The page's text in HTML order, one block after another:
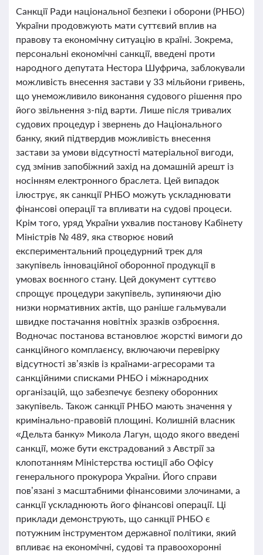
Санкції Ради національної безпеки і оборони (РНБО)
України продовжують мати суттєвий вплив на
правову та економічну ситуацію в країні. Зокрема,
персональні економічні санкції, введені проти
народного депутата Нестора Шуфрича, заблокували
можливість внесення застави у 33 мільйони гривень,
що унеможливило виконання судового рішення про
його звільнення з-під варти. Лише після тривалих
судових процедур і звернень до Національного
банку, який підтвердив можливість внесення
застави за умови відсутності матеріальної вигоди,
суд змінив запобіжний захід на домашній арешт із
носінням електронного браслета. Цей випадок
ілюструє, як санкції РНБО можуть ускладнювати
фінансові операції та впливати на судові процеси.
Крім того, уряд України ухвалив постанову Кабінету
Міністрів № 489, яка створює новий
експериментальний процедурний трек для
закупівель інноваційної оборонної продукції в
умовах воєнного стану. Цей документ суттєво
спрощує процедури закупівель, зупиняючи дію
низки нормативних актів, що раніше гальмували
швидке постачання новітніх зразків озброєння.
Водночас постанова встановлює жорсткі вимоги до
санкційного комплаєнсу, включаючи перевірку
відсутності зв’язків із країнами-агресорами та
санкційними списками РНБО і міжнародних
організацій, що забезпечує безпеку оборонних
закупівель. Також санкції РНБО мають значення у
кримінально-правовій площині. Колишній власник
«Дельта банку» Микола Лагун, щодо якого введені
санкції, може бути екстрадований з Австрії за
клопотанням Міністерства юстиції або Офісу
генерального прокурора України. Його справи
пов’язані з масштабними фінансовими злочинами, а
санкції ускладнюють його фінансові операції. Ці
приклади демонструють, що санкції РНБО є
потужним інструментом державної політики, який
впливає на економічні, судові та правоохоронні